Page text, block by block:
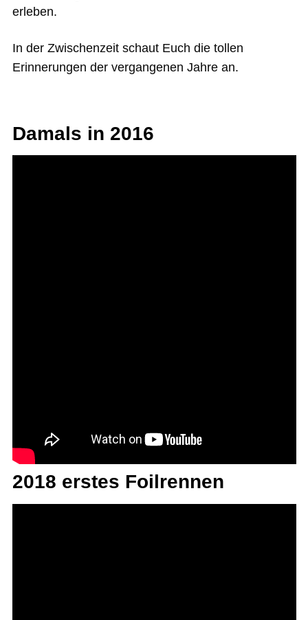
erleben.
In der Zwischenzeit schaut Euch die tollen
Erinnerungen der vergangenen Jahre an.
Damals in 2016
2018 erstes Foilrennen